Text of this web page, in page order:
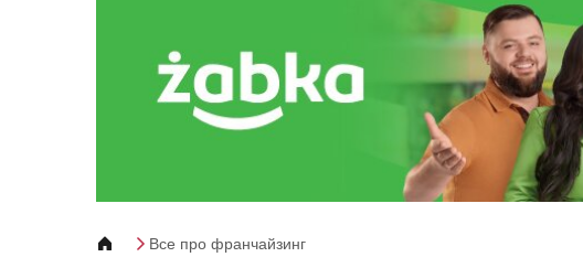
Все про франчайзинг